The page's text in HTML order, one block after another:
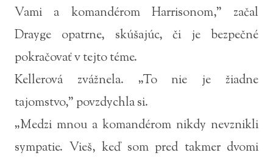
Vami a komandérom Harrisonom,” začal
Drayge opatrne, skúšajúc, či je bezpečné
pokračovať v tejto téme.
Kellerová zvážnela. „To nie je žiadne
tajomstvo,” povzdychla si.
„Medzi mnou a komandérom nikdy nevznikli
sympatie. Vieš, keď som pred takmer dvomi